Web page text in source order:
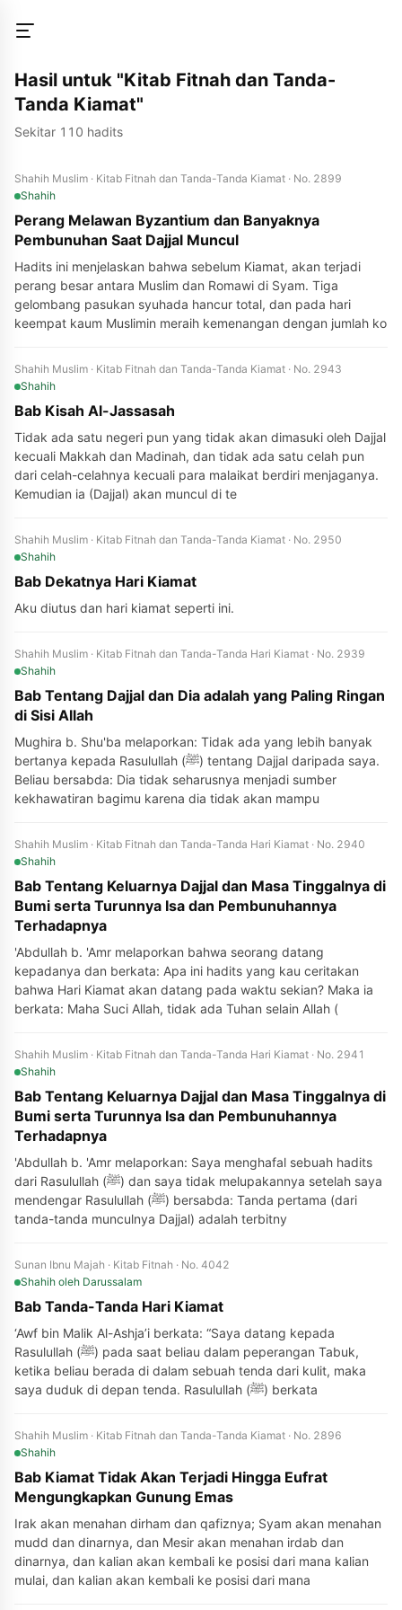
Hasil untuk "Kitab Fitnah dan Tanda-
Tanda Kiamat"
Sekitar 110 hadits
Shahih Muslim · Kitab Fitnah dan Tanda-Tanda Kiamat · No. 2899
Shahih
Perang Melawan Byzantium dan Banyaknya
Pembunuhan Saat Dajjal Muncul
Hadits ini menjelaskan bahwa sebelum Kiamat, akan terjadi
perang besar antara Muslim dan Romawi di Syam. Tiga
gelombang pasukan syuhada hancur total, dan pada hari
keempat kaum Muslimin meraih kemenangan dengan jumlah ko
Shahih Muslim · Kitab Fitnah dan Tanda-Tanda Kiamat · No. 2943
Shahih
Bab Kisah Al-Jassasah
Tidak ada satu negeri pun yang tidak akan dimasuki oleh Dajjal
kecuali Makkah dan Madinah, dan tidak ada satu celah pun
dari celah-celahnya kecuali para malaikat berdiri menjaganya.
Kemudian ia (Dajjal) akan muncul di te
Shahih Muslim · Kitab Fitnah dan Tanda-Tanda Kiamat · No. 2950
Shahih
Bab Dekatnya Hari Kiamat
Aku diutus dan hari kiamat seperti ini.
Shahih Muslim · Kitab Fitnah dan Tanda-Tanda Hari Kiamat · No. 2939
Shahih
Bab Tentang Dajjal dan Dia adalah yang Paling Ringan
di Sisi Allah
Mughira b. Shu'ba melaporkan: Tidak ada yang lebih banyak
bertanya kepada Rasulullah (ﷺ) tentang Dajjal daripada saya.
Beliau bersabda: Dia tidak seharusnya menjadi sumber
kekhawatiran bagimu karena dia tidak akan mampu
Shahih Muslim · Kitab Fitnah dan Tanda-Tanda Hari Kiamat · No. 2940
Shahih
Bab Tentang Keluarnya Dajjal dan Masa Tinggalnya di
Bumi serta Turunnya Isa dan Pembunuhannya
Terhadapnya
'Abdullah b. 'Amr melaporkan bahwa seorang datang
kepadanya dan berkata: Apa ini hadits yang kau ceritakan
bahwa Hari Kiamat akan datang pada waktu sekian? Maka ia
berkata: Maha Suci Allah, tidak ada Tuhan selain Allah (
Shahih Muslim · Kitab Fitnah dan Tanda-Tanda Hari Kiamat · No. 2941
Shahih
Bab Tentang Keluarnya Dajjal dan Masa Tinggalnya di
Bumi serta Turunnya Isa dan Pembunuhannya
Terhadapnya
'Abdullah b. 'Amr melaporkan: Saya menghafal sebuah hadits
dari Rasulullah (ﷺ) dan saya tidak melupakannya setelah saya
mendengar Rasulullah (ﷺ) bersabda: Tanda pertama (dari
tanda-tanda munculnya Dajjal) adalah terbitny
Sunan Ibnu Majah · Kitab Fitnah · No. 4042
Shahih oleh Darussalam
Bab Tanda-Tanda Hari Kiamat
‘Awf bin Malik Al-Ashja’i berkata: “Saya datang kepada
Rasulullah (ﷺ) pada saat beliau dalam peperangan Tabuk,
ketika beliau berada di dalam sebuah tenda dari kulit, maka
saya duduk di depan tenda. Rasulullah (ﷺ) berkata
Shahih Muslim · Kitab Fitnah dan Tanda-Tanda Kiamat · No. 2896
Shahih
Bab Kiamat Tidak Akan Terjadi Hingga Eufrat
Mengungkapkan Gunung Emas
Irak akan menahan dirham dan qafiznya; Syam akan menahan
mudd dan dinarnya, dan Mesir akan menahan irdab dan
dinarnya, dan kalian akan kembali ke posisi dari mana kalian
mulai, dan kalian akan kembali ke posisi dari mana